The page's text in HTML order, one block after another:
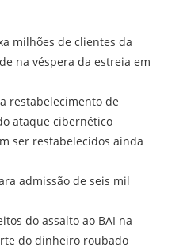
milhões de clientes da
na véspera da estreia em
restabelecimento de
ataque cibernético
ser restabelecidos ainda
admissão de seis mil
do assalto ao BAI na
do dinheiro roubado